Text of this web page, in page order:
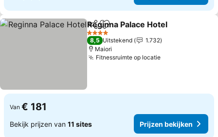
DelenToevoegen aan favorieten
Reginna Palace Hotel
4 Sterren
8,5 Uitstekend
1.732
Maiori
Fitnessruimte op locatiePrijzen bekijken
Van € 181
Bekijk prijzen van 11 sites Prijzen bekijken